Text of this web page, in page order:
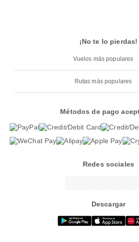
¡No te lo pierdas!
Vuelos más populares
Rutas más populares
Métodos de pago
Redes sociales
Descargar